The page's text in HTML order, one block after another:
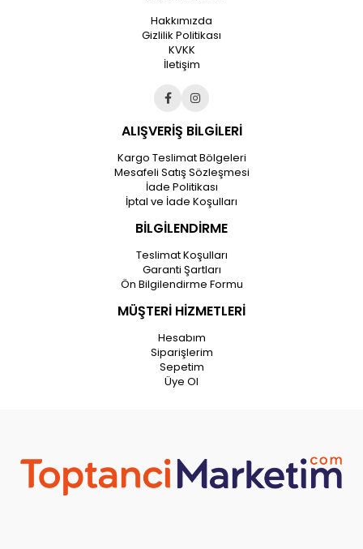
Hakkımızda
Gizlilik Politikası
KVKK
İletişim
ALIŞVERİŞ BİLGİLERİ
Kargo Teslimat Bölgeleri
Mesafeli Satış Sözleşmesi
İade Politikası
İptal ve İade Koşulları
BİLGİLENDİRME
Teslimat Koşulları
Garanti Şartları
Ön Bilgilendirme Formu
MÜŞTERİ HİZMETLERİ
Hesabım
Siparişlerim
Sepetim
Üye Ol